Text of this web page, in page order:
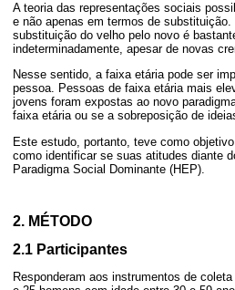
A teoria das representações sociais
e não apenas em termos de
substituição do velho pelo novo é
indeterminadamente, apesar de novas
Nesse sentido, a faixa etária pode ser
pessoa. Pessoas de faixa etária mais
jovens foram expostas ao novo
faixa etária ou se a sobreposição de
Este estudo, portanto, teve como
como identificar se suas atitudes diante
Paradigma Social Dominante (HEP).
2. MÉTODO
2.1 Participantes
Responderam aos instrumentos de